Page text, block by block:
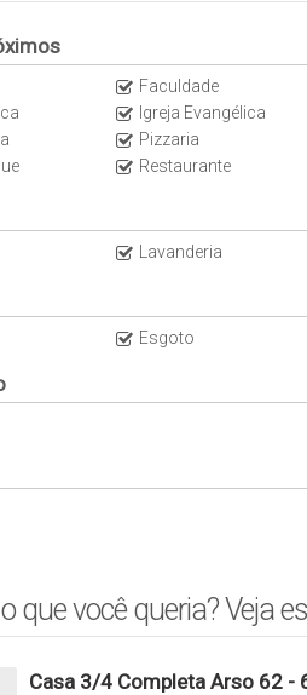
em gesso
ÁREA DE LAZER
116 m²
Faculdade
Igreja Evangélica
Pizzaria
Restaurante
Lavanderia
Esgoto
que você queria? Veja
Casa 3/4 Completa Arso 62 -